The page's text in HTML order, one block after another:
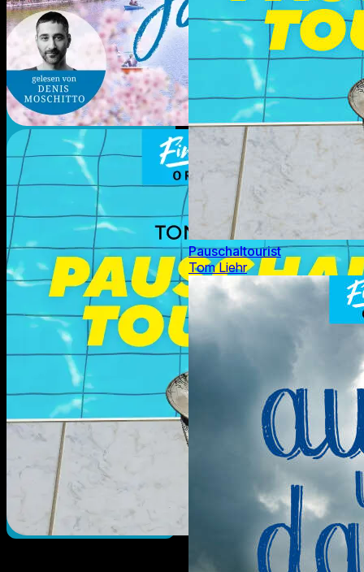
Pauschaltourist
Tom Liehr